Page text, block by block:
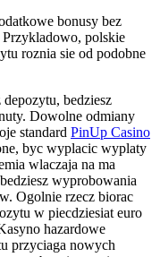
bonusy bez
polskie
roznia sie od podobne
bedziesz
Dowolne odmiany
standard PinUp Casino
byc wyplacic wyplaty
wlaczaja na ma
wyprobowania
Ogolnie rzecz biorac
w piecdziesiat euro
hazardowe
przyciaga nowych